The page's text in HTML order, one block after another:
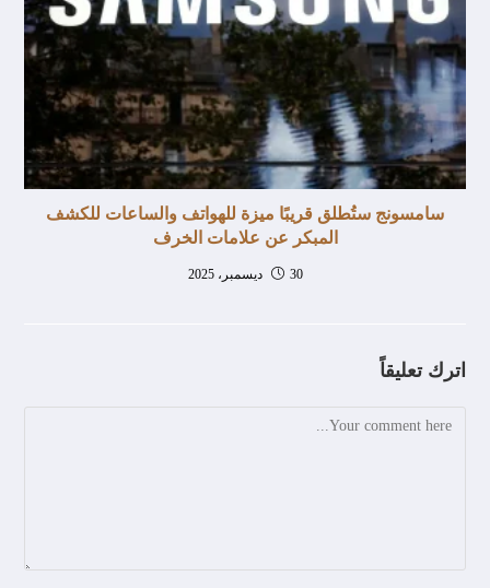
سامسونج ستُطلق قريبًا ميزة للهواتف والساعات للكشف
المبكر عن علامات الخرف
30 ديسمبر، 2025
اترك تعليقاً